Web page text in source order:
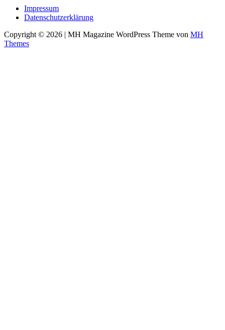
Impressum
Datenschutzerklärung
Copyright © 2026 | MH Magazine WordPress Theme von MH
Themes